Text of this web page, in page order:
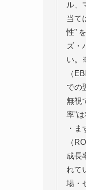
ル、
当て
性”
ズ・
い。
（
での
無視
率”
・
（
成長
れて
場・